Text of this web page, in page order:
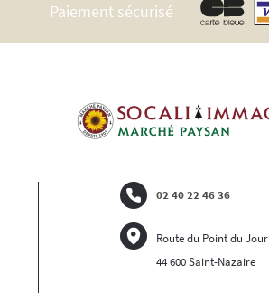
Paiement sécurisé
02 40 22 46 36
Route du Point du Jour
44 600 Saint-Nazaire